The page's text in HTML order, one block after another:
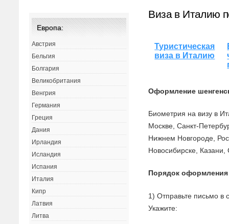
Виза в Италию
Туристическая
виза в Италию
Оформление
Биометрия на визу в
Москве, Санкт-
Нижнем Новгороде,
Новосибирске,
Порядок
1) Отправьте письмо
Укажите:
Европа:
Австрия
Бельгия
Болгария
Великобритания
Венгрия
Германия
Греция
Дания
Ирландия
Исландия
Испания
Италия
Кипр
Латвия
Литва